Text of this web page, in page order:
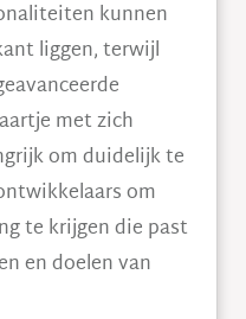
kunnen
liggen, terwijl
met zich
om duidelijk te
om
te krijgen die past
en doelen van